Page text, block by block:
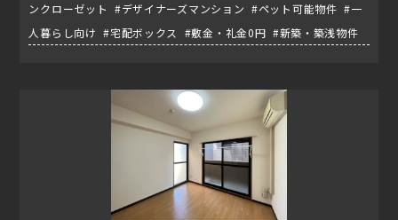
ンクローゼット #デザイナーズマンション #ペット可能物件 #一
人暮らし向け #宅配ボックス #敷金・礼金0円 #新築・築浅物件